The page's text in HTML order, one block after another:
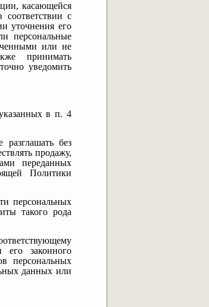
касающейся
с
уточнения его
персональные
или не
принимать
уведомить
в п. 4
без
продажу,
переданных
Политики
персональных
такого рода
его законного
персональных
данных или